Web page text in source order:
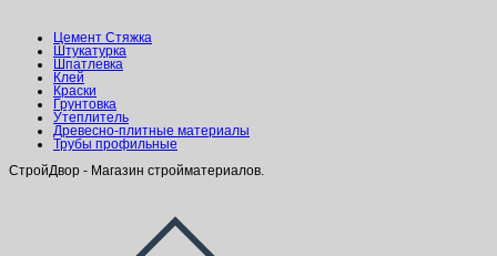
Цемент Стяжка
Штукатурка
Шпатлевка
Клей
Краски
Грунтовка
Утеплитель
Древесно-плитные материалы
Трубы профильные
СтройДвор - Магазин стройматериалов.